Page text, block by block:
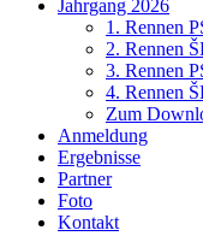
Jahrgang 2026
1. Rennen
2. Rennen
3. Rennen
4. Rennen
Zum
Anmeldung
Ergebnisse
Partner
Foto
Kontakt